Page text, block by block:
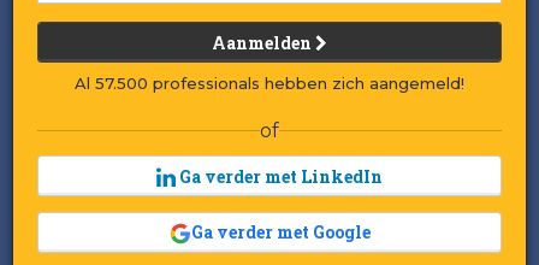
Aanmelden
Al 57.500 professionals hebben zich aangemeld!
of
Ga verder met LinkedIn
Ga verder met Google